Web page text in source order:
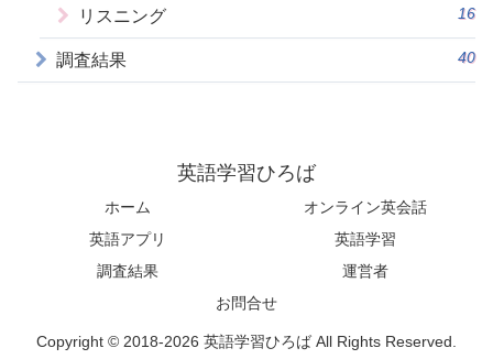
リスニング 16
調査結果 40
英語学習ひろば
ホーム
オンライン英会話
英語アプリ
英語学習
調査結果
運営者
お問合せ
Copyright © 2018-2026 英語学習ひろば All Rights Reserved.